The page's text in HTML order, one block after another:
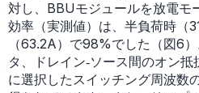
対し、BBUモジュールを放電モ
効率（実測値）は、半負荷時（
（63.2A）で98%でした（図6
タ、ドレイン‐ソース間のオン
に選択したスイッチング周波数